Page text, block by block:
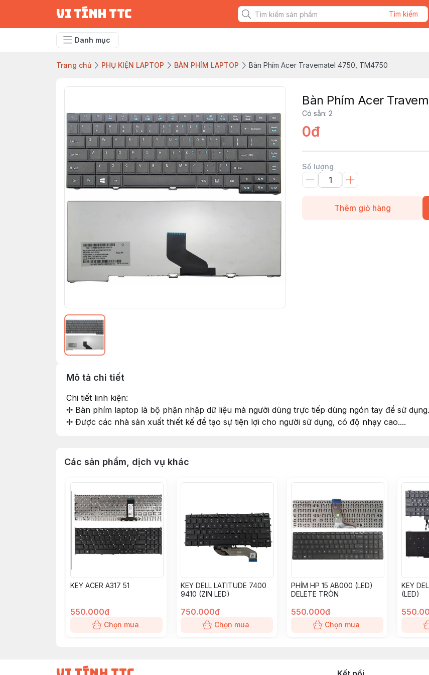
vi tính ttc Tìm kiếm
Danh mục
Trang chủ PHỤ KIỆN LAPTOP BÀN PHÍM LAPTOP Bàn Phím Acer Travematel 4750, TM4750
Bàn Phím Acer
Có sẵn: 2
0đ
Số lượng
Thêm giỏ hàng
Mô tả chi tiết
Chi tiết linh kiện:
✢ Bàn phím laptop là bộ phận nhập dữ liệu mà người dùng trực tiếp dùng ngón tay để sử dụng.
✢ Được các nhà sản xuất thiết kế để tạo sự tiện lợi cho người sử dụng, có độ nhạy cao....
Các sản phẩm, dịch vụ khác
KEY ACER A317 51
550.000đ
Chọn mua
KEY DELL LATITUDE 7400
9410 (ZIN LED)
750.000đ
Chọn mua
PHÍM HP 15 AB000 (LED)
DELETE TRÒN
550.000đ
Chọn mua
KEY
(LED)